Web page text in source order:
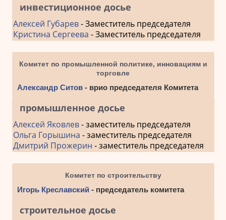
инвестиционное досье
Алексей Губарев- Заместитель председателя
Кристина Сергеева - Заместитель председателя
Комитет по промышленной политике, инновациям и
торговле
Александр Ситов- врио председателя Комитета
промышленное досье
Алексей Яковлев- заместитель председателя
Ольга Горышина - заместитель председателя
Дмитрий Прожерин - заместитель председателя
Комитет по строительству
Игорь Креславский - председатель комитета
строительное досье